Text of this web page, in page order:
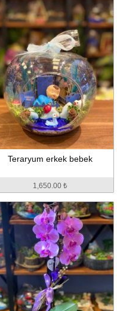
Teraryum erkek bebek
1,650.00 ₺